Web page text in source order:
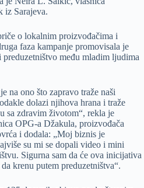
iz Sarajeva.
o lokalnim proizvođačima i
faza kampanje promovisala je
među mladim ljudima
na ono što zapravo traže naši
dolazi njihova hrana i traže
sa zdravim životom“, rekla je
OPG-a Džakula, proizvođača
i dodala: „Moj biznis je
su mi se dopali video i mini
Sigurna sam da će ova inicijativa
krenu putem preduzetništva“.